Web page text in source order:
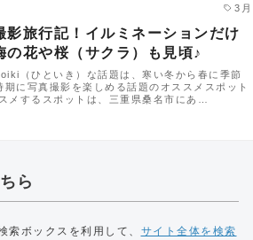
3月
影旅行記！イルミネーションだけ
の花や桜（サクラ）も見頃♪
（ひといき）な話題は、寒い冬から春に季節
に写真撮影を楽しめる話題のオススメスポット
メするスポットは、三重県桑名市にあ…
ら
索ボックスを利用して、 サイト全体を検索